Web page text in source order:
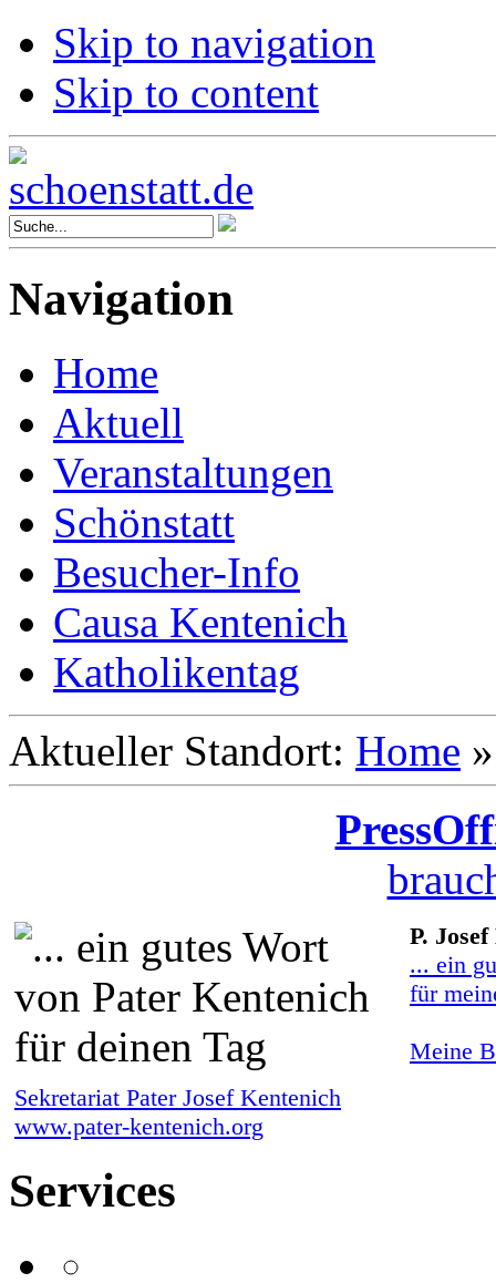
Skip to navigation
Skip to content
Navigation
Home
Aktuell
Veranstaltungen
Schönstatt
Besucher-Info
Causa Kentenich
Katholikentag
Aktueller Standort: Home
P.
... ein
für
Meine
Sekretariat Pater Josef Kentenich
www.pater-kentenich.org
Services